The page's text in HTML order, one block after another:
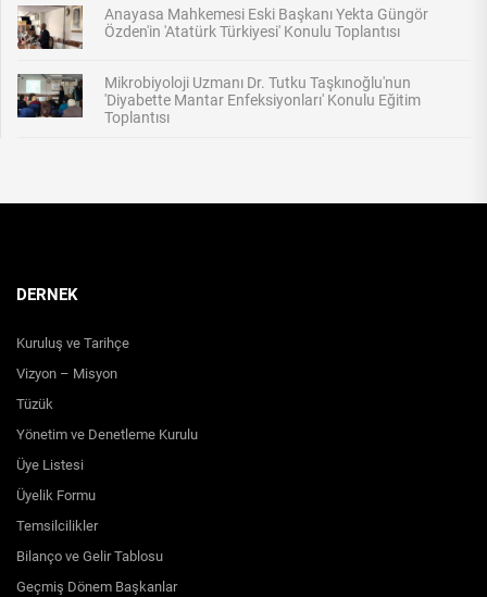
Anayasa Mahkemesi Eski Başkanı Yekta Güngör
Özden'in 'Atatürk Türkiyesi' Konulu Toplantısı
Mikrobiyoloji Uzmanı Dr. Tutku Taşkınoğlu'nun
'Diyabette Mantar Enfeksiyonları' Konulu Eğitim
Toplantısı
DERNEK
Kuruluş ve Tarihçe
Vizyon – Misyon
Tüzük
Yönetim ve Denetleme Kurulu
Üye Listesi
Üyelik Formu
Temsilcilikler
Bilanço ve Gelir Tablosu
Geçmiş Dönem Başkanlar